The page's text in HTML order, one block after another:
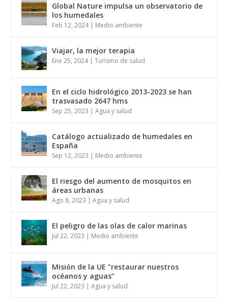
Global Nature impulsa un observatorio de
los humedales
Feb 12, 2024| Medio ambiente
Viajar, la mejor terapia
Ene 25, 2024|Turismo de salud
En el ciclo hidrológico 2013-2023 se han
trasvasado 2647 hms
Sep 25, 2023 |Agua y salud
Catálogo actualizado de humedales en
España
Sep 12, 2023 | Medio ambiente
El riesgo del aumento de mosquitos en
áreas urbanas
Ago 8, 2023 |Agua y salud
El peligro de las olas de calor marinas
Jul 22, 2023 | Medio ambiente
Misión de la UE “restaurar nuestros
océanos y aguas”
Jul 22, 2023 |Agua y salud